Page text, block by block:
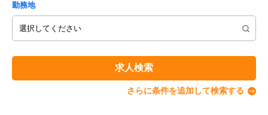
勤務地
求人検索
さらに条件を追加して検索する